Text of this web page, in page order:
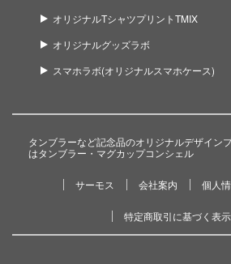
オリジナルTシャツプリントTMIX
オリジナルグッズラボ
スマホラボ(オリジナルスマホケース)
タンブラーなど記念品のオリジナルデザイン
はタンブラー・マグカップコンシェル
サーモス 会社案内 個人
特定商取引に基づく表示